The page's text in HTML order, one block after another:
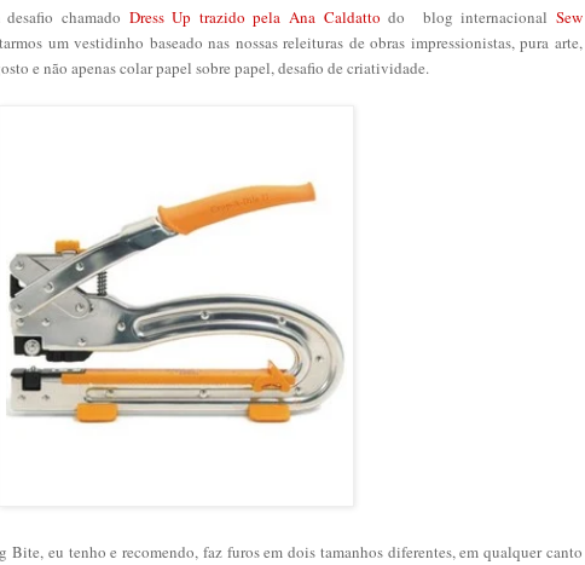
chamado Dress Up trazido pela Ana Caldatto do blog internacionalSew
um vestidinho baseado nas nossas releituras de obras impressionistas, pura arte,
e não apenas colar papel sobre papel, desafio de criatividade.
Bite, eu tenho e recomendo, faz furos em dois tamanhos diferentes, em qualquer canto